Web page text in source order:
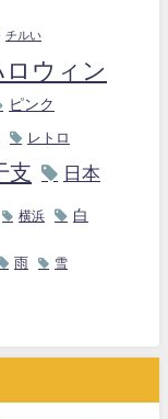
チルい
ロウィン
ピンク
レトロ
支 日本
横浜 白
雨 雪